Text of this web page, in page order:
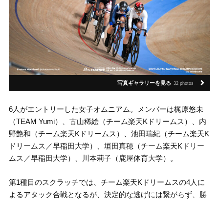
写真ギャラリーを見る 32 photos
6人がエントリーした女子オムニアム。メンバーは梶原悠未
（TEAM Yumi）、古山稀絵（チーム楽天Kドリームス）、内
野艶和（チーム楽天Kドリームス）、池田瑞紀（チーム楽天K
ドリームス／早稲田大学）、垣田真穂（チーム楽天Kドリー
ムス／早稲田大学）、川本莉子（鹿屋体育大学）。
第1種目のスクラッチでは、チーム楽天Kドリームスの4人に
よるアタック合戦となるが、決定的な逃げには繋がらず、勝